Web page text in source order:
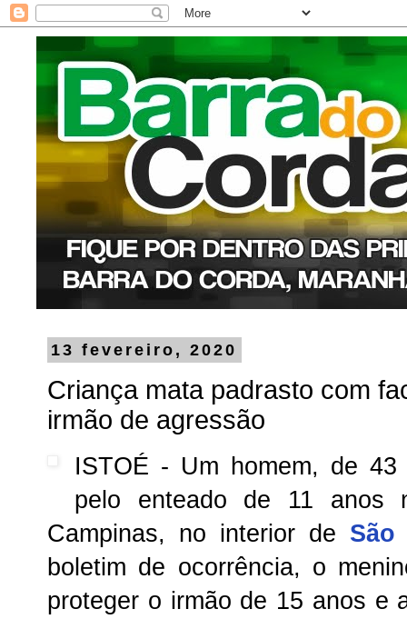
13 fevereiro, 2020
Criança mata padrasto com
irmão de agressão
ISTOÉ - Um homem, de
pelo enteado de 11 anos
Campinas, no interior de São
boletim de ocorrência, o
proteger o irmão de 15 anos e